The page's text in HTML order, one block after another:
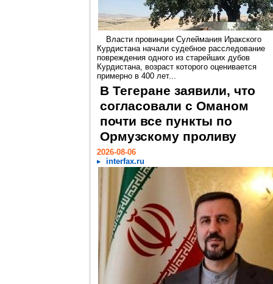
Власти провинции Сулеймания Иракского
Курдистана начали судебное расследование
повреждения одного из старейших дубов
Курдистана, возраст которого оценивается
примерно в 400 лет...
В Тегеране заявили, что
согласовали с Оманом
почти все пункты по
Ормузскому проливу
2026-08-06
interfax.ru